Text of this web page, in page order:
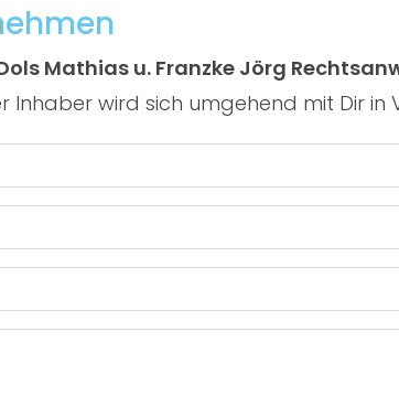
Mathias u. Franzke Jörg
wird sich umgehend mit Dir in